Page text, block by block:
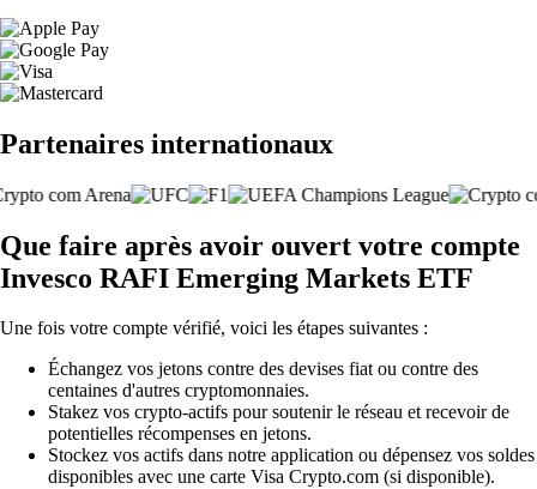
Partenaires internationaux
Que faire après avoir ouvert votre compte
Invesco RAFI Emerging Markets ETF
Une fois votre compte vérifié, voici les étapes suivantes :
Échangez vos jetons contre des devises fiat ou contre des
centaines d'autres cryptomonnaies.
Stakez vos crypto-actifs pour soutenir le réseau et recevoir de
potentielles récompenses en jetons.
Stockez vos actifs dans notre application ou dépensez vos soldes
disponibles avec une carte Visa Crypto.com (si disponible).